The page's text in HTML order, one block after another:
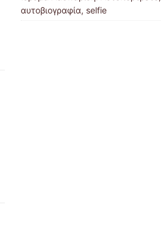
αυτοβιογραφία, selfie